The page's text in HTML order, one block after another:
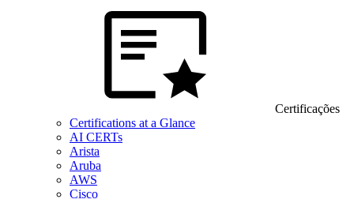
Certificações
Certifications at a Glance
AI CERTs
Arista
Aruba
AWS
Cisco